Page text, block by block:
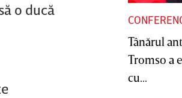
o ducă
Tânărul
Tromso a
cu...